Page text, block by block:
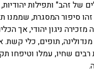
של זהב" ותפילות יהודיות,
סיפור המסגרת, שממנו
מזכירה ניגון יהודי, אך
תופים, כלי קשת.
רבים שחיו, עמלו וטיפחו